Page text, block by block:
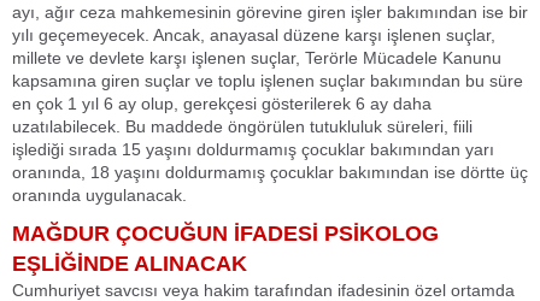
ayı, ağır ceza mahkemesinin görevine giren işler bakımından ise bir
yılı geçemeyecek. Ancak, anayasal düzene karşı işlenen suçlar,
millete ve devlete karşı işlenen suçlar, Terörle Mücadele Kanunu
kapsamına giren suçlar ve toplu işlenen suçlar bakımından bu süre
en çok 1 yıl 6 ay olup, gerekçesi gösterilerek 6 ay daha
uzatılabilecek. Bu maddede öngörülen tutukluluk süreleri, fiili
işlediği sırada 15 yaşını doldurmamış çocuklar bakımından yarı
oranında, 18 yaşını doldurmamış çocuklar bakımından ise dörtte üç
oranında uygulanacak.
MAĞDUR ÇOCUĞUN İFADESİ PSİKOLOG
EŞLİĞİNDE ALINACAK
Cumhuriyet savcısı veya hakim tarafından ifadesinin özel ortamda